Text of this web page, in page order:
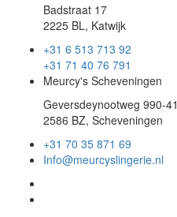
Badstraat 17
2225 BL, Katwijk
+31 6 513 713 92
+31 71 40 76 791
Meurcy's Scheveningen
Geversdeynootweg 990-41
2586 BZ, Scheveningen
+31 70 35 871 69
Info@meurcyslingerie.nl